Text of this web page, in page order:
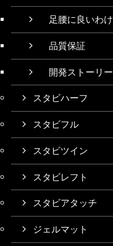
足腰に良いわけ
品質保証
開発ストーリー
スタビハーフ
スタビフル
スタビツイン
スタビレフト
スタビアタッチ
ジェルマット